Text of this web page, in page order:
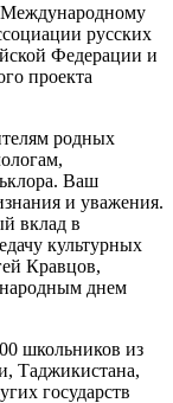
Международному
русских
Федерации и
проекта
родных
Ваш
и уважения.
вклад в
культурных
Кравцов,
днем
школьников из
Таджикистана,
государств